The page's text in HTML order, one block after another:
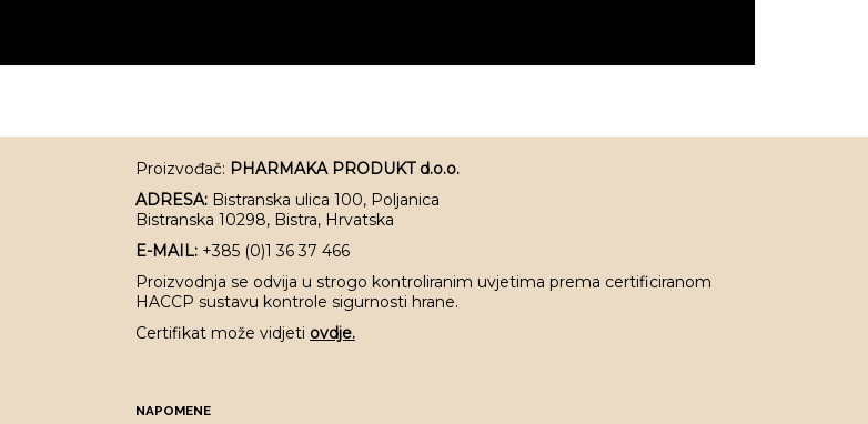
Proizvođač: PHARMAKA PRODUKT d.o.o.
ADRESA: Bistranska ulica 100, Poljanica
Bistranska 10298, Bistra, Hrvatska
E-MAIL: +385 (0)1 36 37 466
Proizvodnja se odvija u strogo kontroliranim uvjetima prema certificiranom
HACCP sustavu kontrole sigurnosti hrane.
Certifikat može vidjeti ovdje.
NAPOMENE